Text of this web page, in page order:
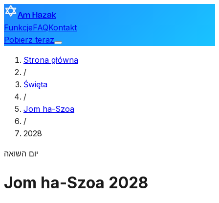
Am Hazak
FunkcjeFAQKontakt
Pobierz teraz
Strona główna
/
Święta
/
Jom ha-Szoa
/
2028
יום השואה
Jom ha-Szoa 2028